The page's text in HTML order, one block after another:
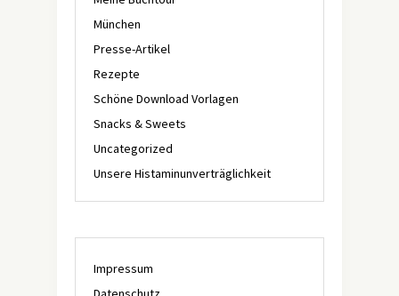
München
Presse-Artikel
Rezepte
Schöne Download Vorlagen
Snacks & Sweets
Uncategorized
Unsere Histaminunverträglichkeit
Impressum